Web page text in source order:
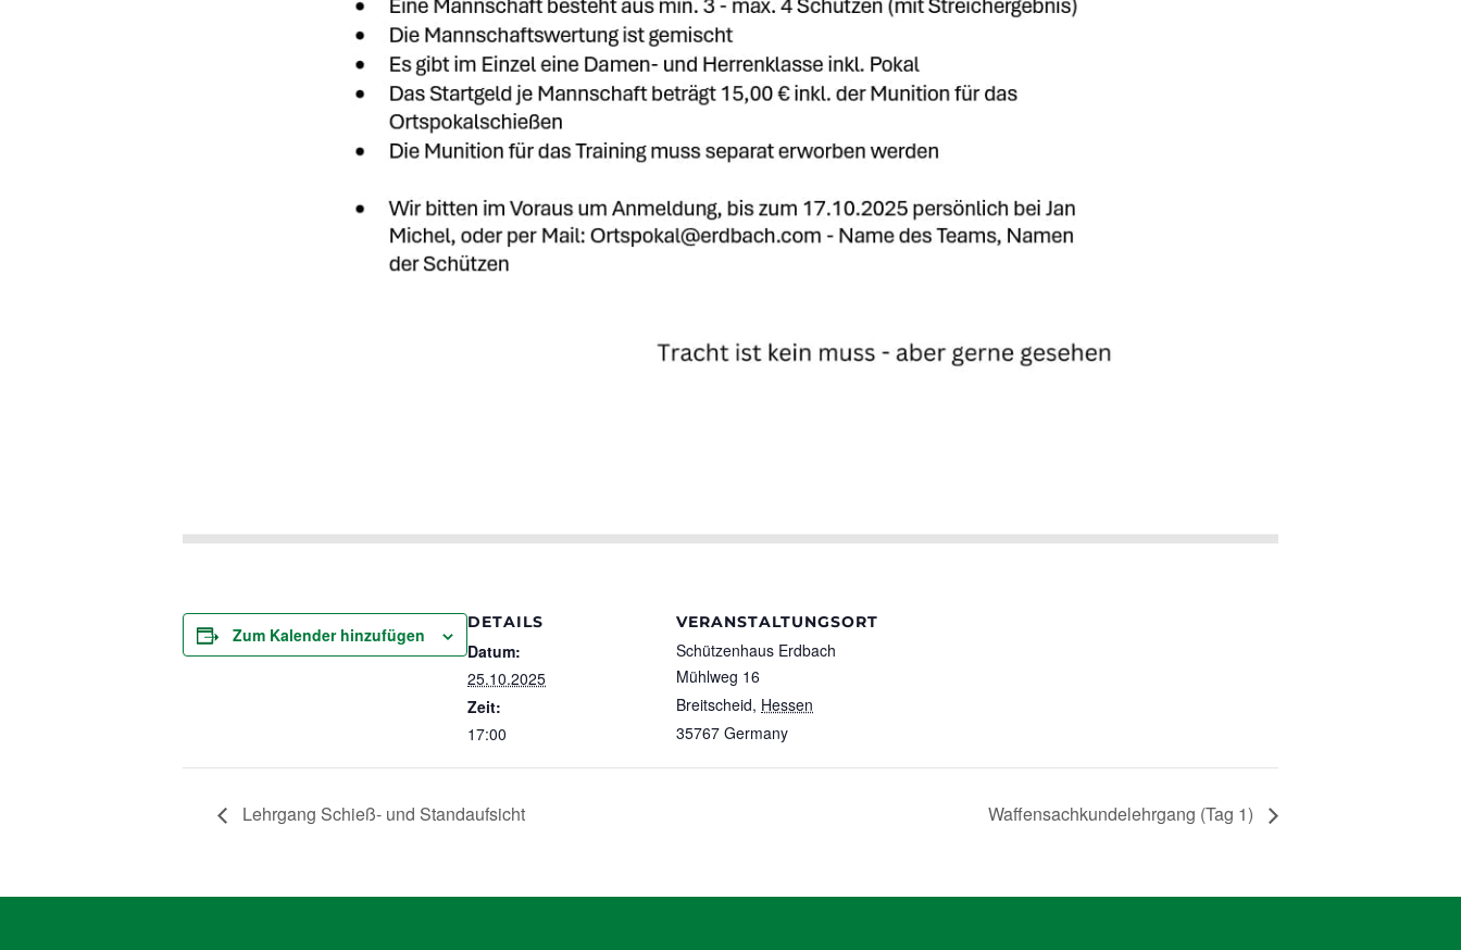
Zum Kalender hinzufügen
DETAILS
Datum:
25.10.2025
Zeit:
17:00
VERANSTALTUNGSORT
Schützenhaus Erdbach
Mühlweg 16
Breitscheid, Hessen
35767 Germany
Lehrgang Schieß- und Standaufsicht Waffensachkundelehrgang (Tag 1)